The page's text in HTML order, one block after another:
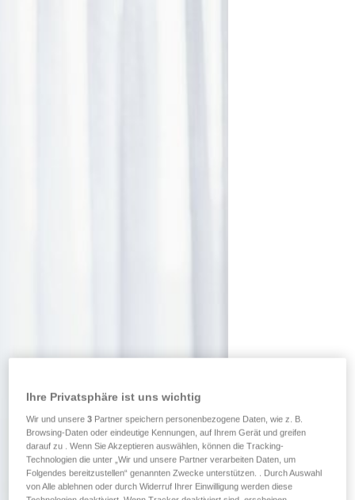
Ihre Privatsphäre ist uns wichtig
Wir und unsere3 Partner speichern personenbezogene Daten, wie z. B.
Browsing-Daten oder eindeutige Kennungen, auf Ihrem Gerät und greifen
darauf zu . Wenn Sie Akzeptieren auswählen, können die Tracking-
Technologien die unter „Wir und unsere Partner verarbeiten Daten, um
Folgendes bereitzustellen“ genannten Zwecke unterstützen. . Durch Auswahl
von Alle ablehnen oder durch Widerruf Ihrer Einwilligung werden diese